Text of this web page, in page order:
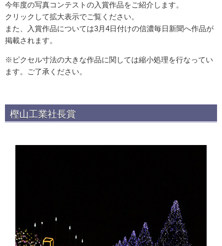
今年度の写真コンテストの入賞作品をご紹介します。
クリックして拡大表示でご覧ください。
また、入賞作品については3月4日付けの信濃毎日新聞へ作品が
掲載されます。
※ピクセル寸法の大きな作品に関しては縮小処理を行なってい
ます。ご了承ください。
樫山工業社長賞